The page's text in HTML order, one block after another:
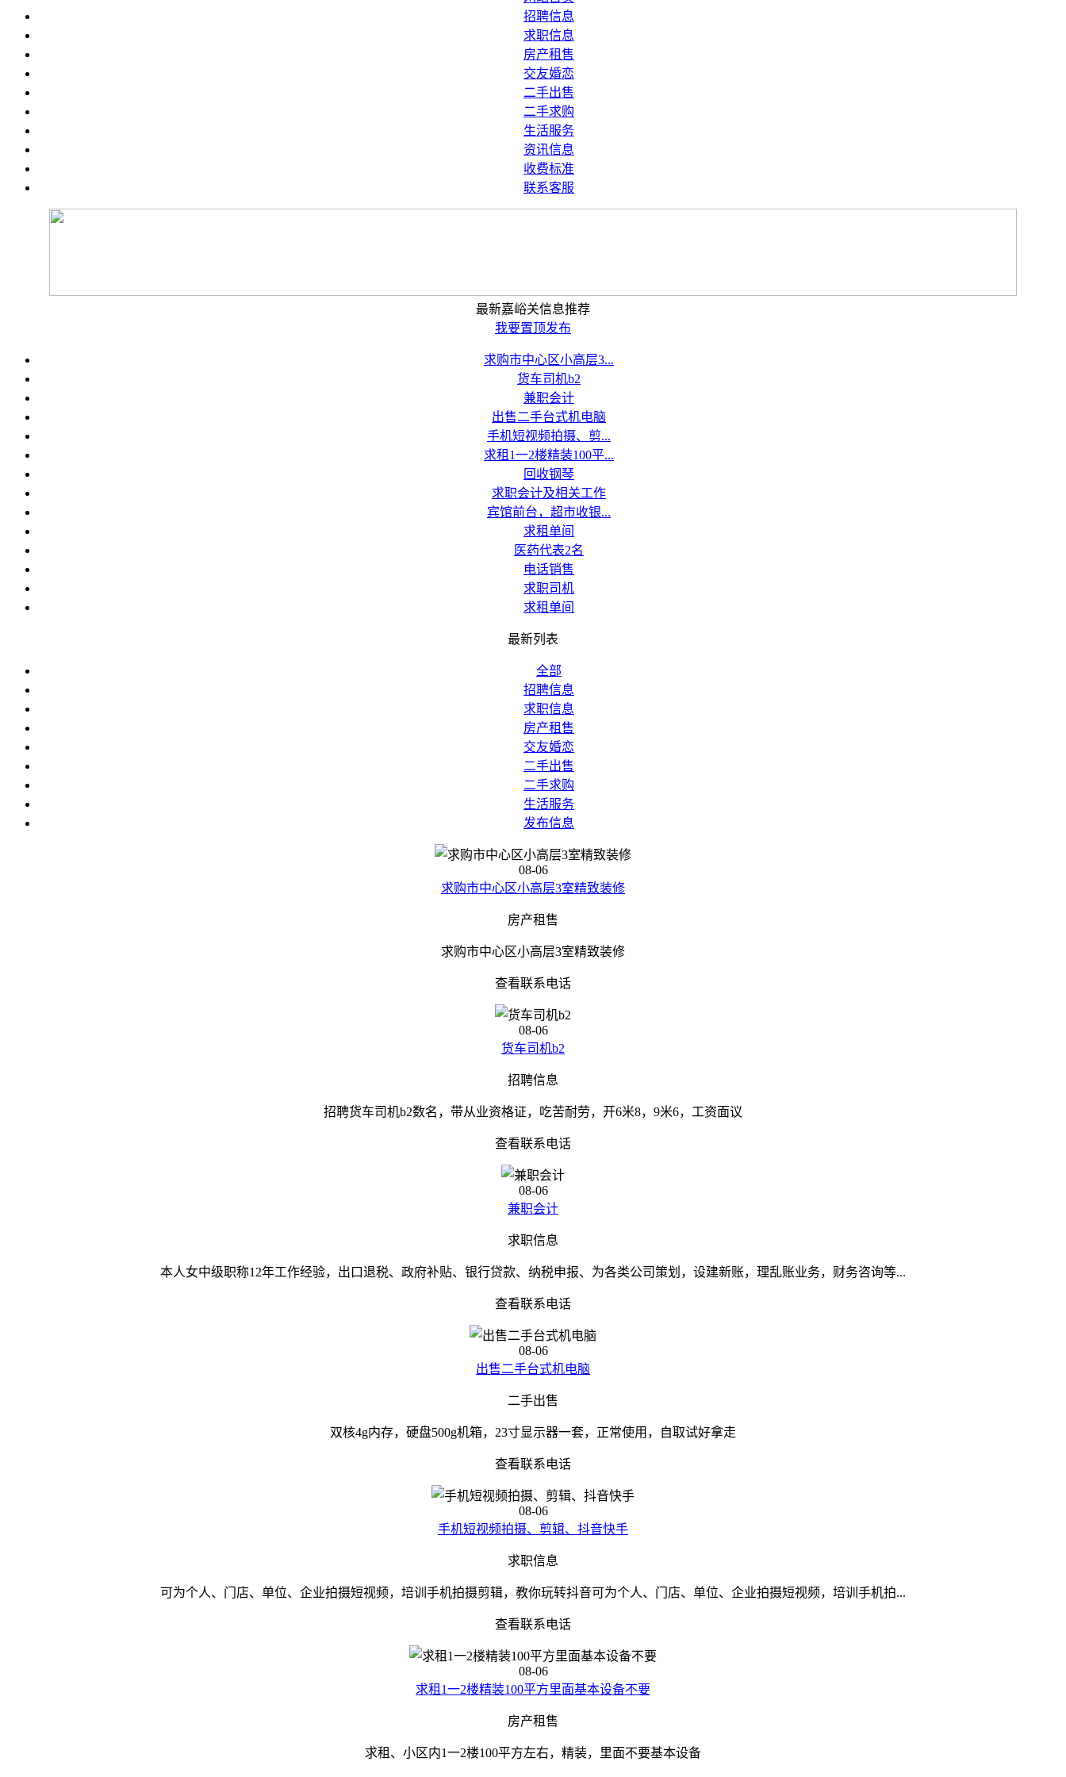
招聘信息
求职信息
房产租售
交友婚恋
二手出售
二手求购
生活服务
资讯信息
收费标准
联系客服
最新嘉峪关信息推荐
我要置顶发布
求购市中心区小高层3...
货车司机b2
兼职会计
出售二手台式机电脑
手机短视频拍摄、剪...
求租1一2楼精装100平...
回收钢琴
求职会计及相关工作
宾馆前台，超市收银...
求租单间
医药代表2名
电话销售
求职司机
求租单间
最新列表
全部
招聘信息
求职信息
房产租售
交友婚恋
二手出售
二手求购
生活服务
发布信息
08-06
求购市中心区小高层3室精致装修
房产租售
求购市中心区小高层3室精致装修
查看联系电话
08-06
货车司机b2
招聘信息
招聘货车司机b2数名，带从业资格证，吃苦耐劳，开6米8，9米6，工资面议
查看联系电话
08-06
兼职会计
求职信息
本人女中级职称12年工作经验，出口退税、政府补贴、银行贷款、纳税申报、为各类公司策划，设建新账，理乱账业务，财务咨询等...
查看联系电话
08-06
出售二手台式机电脑
二手出售
双核4g内存，硬盘500g机箱，23寸显示器一套，正常使用，自取试好拿走
查看联系电话
08-06
手机短视频拍摄、剪辑、抖音快手
求职信息
可为个人、门店、单位、企业拍摄短视频，培训手机拍摄剪辑，教你玩转抖音可为个人、门店、单位、企业拍摄短视频，培训手机拍...
查看联系电话
08-06
求租1一2楼精装100平方里面基本设备不要
房产租售
求租、小区内1一2楼100平方左右，精装，里面不要基本设备